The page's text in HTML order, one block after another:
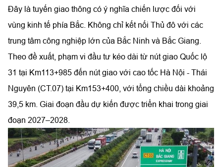
Đây là tuyến giao thông có ý nghĩa chiến lược đối với
vùng kinh tế phía Bắc. Không chỉ kết nối Thủ đô với các
trung tâm công nghiệp lớn của Bắc Ninh và Bắc Giang.
Theo đề xuất, phạm vi đầu tư kéo dài từ nút giao Quốc lộ
31 tại Km113+985 đến nút giao với cao tốc Hà Nội - Thái
Nguyên (CT.07) tại Km153+400, với tổng chiều dài khoảng
39,5 km. Giai đoạn đầu dự kiến được triển khai trong giai
đoạn 2027–2028.